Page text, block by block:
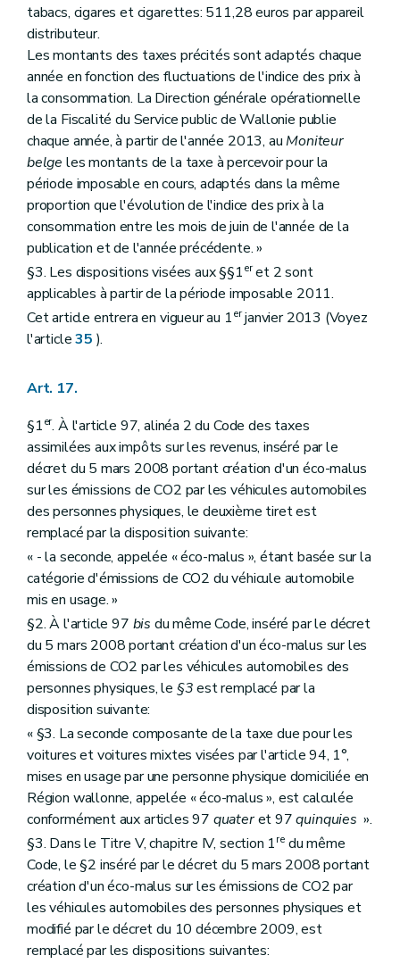
tabacs, cigares et cigarettes: 511,28 euros par appareil
distributeur.
Les montants des taxes précités sont adaptés chaque
année en fonction des fluctuations de l'indice des prix à
la consommation. La Direction générale opérationnelle
de la Fiscalité du Service public de Wallonie publie
chaque année, à partir de l'année 2013, auMoniteur
belge les montants de la taxe à percevoir pour la
période imposable en cours, adaptés dans la même
proportion que l'évolution de l'indice des prix à la
consommation entre les mois de juin de l'année de la
publication et de l'année précédente. »
§3. Les dispositions visées aux §§1eret 2 sont
applicables à partir de la période imposable 2011.
Cet article entrera en vigueur au 1erjanvier 2013 (Voyez
l'article35 ).
Art. 17.
§1er. À l'article 97, alinéa 2 du Code des taxes
assimilées aux impôts sur les revenus, inséré par le
décret du 5 mars 2008 portant création d'un éco-malus
sur les émissions de CO2 par les véhicules automobiles
des personnes physiques, le deuxième tiret est
remplacé par la disposition suivante:
« - la seconde, appelée « éco-malus », étant basée sur la
catégorie d'émissions de CO2 du véhicule automobile
mis en usage. »
§2. À l'article 97 bis du même Code, inséré par le décret
du 5 mars 2008 portant création d'un éco-malus sur les
émissions de CO2 par les véhicules automobiles des
personnes physiques, le §3est remplacé par la
disposition suivante:
« §3. La seconde composante de la taxe due pour les
voitures et voitures mixtes visées par l'article 94, 1°,
mises en usage par une personne physique domiciliée en
Région wallonne, appelée « éco-malus », est calculée
conformément aux articles 97 quateret 97quinquies ».
§3. Dans le Titre V, chapitre IV, section 1redu même
Code, le §2 inséré par le décret du 5 mars 2008 portant
création d'un éco-malus sur les émissions de CO2 par
les véhicules automobiles des personnes physiques et
modifié par le décret du 10 décembre 2009, est
remplacé par les dispositions suivantes: